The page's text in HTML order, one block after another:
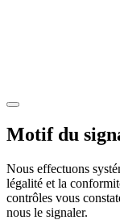
Motif du
Nous effectuons
légalité et la
contrôles vous
nous le signaler.